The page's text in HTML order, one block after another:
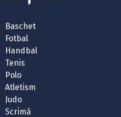
Baschet
Fotbal
Handbal
Tenis
Polo
Atletism
Judo
Scrimă